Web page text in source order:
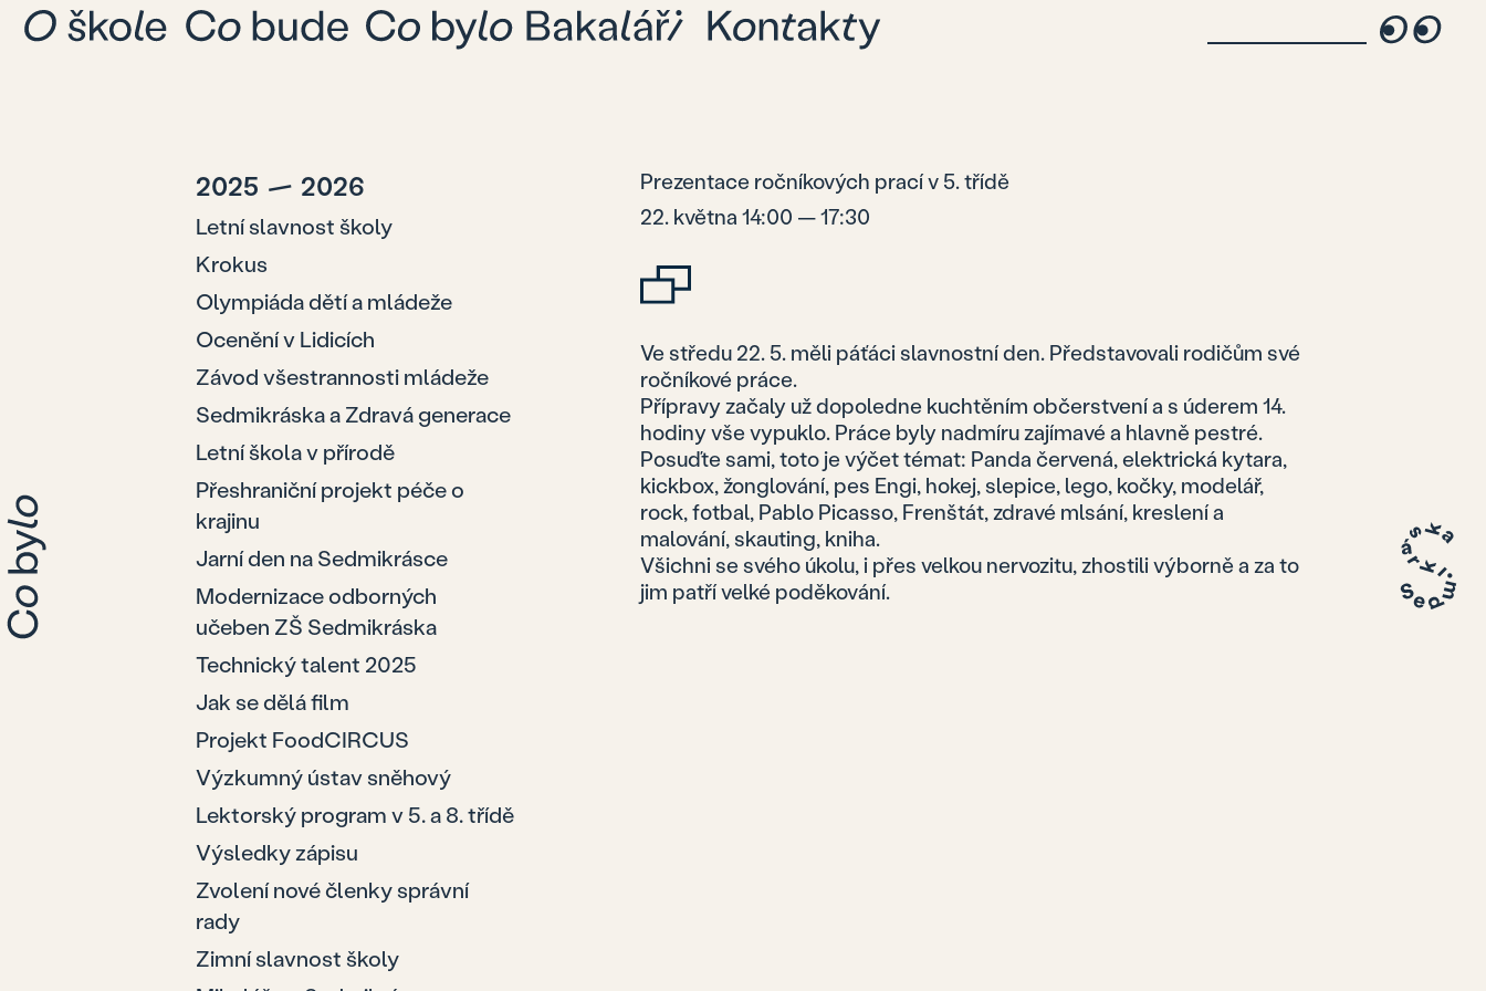
2025 — 2026
Letní slavnost školy
Krokus
Olympiáda dětí a mládeže
Ocenění v Lidicích
Závod všestrannosti mládeže
Sedmikráska a Zdravá generace
Letní škola v přírodě
Přeshraniční projekt péče o
krajinu
Jarní den na Sedmikrásce
Modernizace odborných
učeben ZŠ Sedmikráska
Technický talent 2025
Jak se dělá film
Projekt FoodCIRCUS
Výzkumný ústav sněhový
Lektorský program v 5. a 8. třídě
Výsledky zápisu
Zvolení nové členky správní
rady
Zimní slavnost školy
Prezentace ročníkových prací v 5. třídě
22. května 14:00 — 17:30
Ve středu 22. 5. měli páťáci slavnostní den. Představovali rodičům své
ročníkové práce.
Přípravy začaly už dopoledne kuchtěním občerstvení a s úderem 14.
hodiny vše vypuklo. Práce byly nadmíru zajímavé a hlavně pestré.
Posuďte sami, toto je výčet témat: Panda červená, elektrická kytara,
kickbox, žonglování, pes Engi, hokej, slepice, lego, kočky, modelář,
rock, fotbal, Pablo Picasso, Frenštát, zdravé mlsání, kreslení a
malování, skauting, kniha.
Všichni se svého úkolu, i přes velkou nervozitu, zhostili výborně a za to
jim patří velké poděkování.